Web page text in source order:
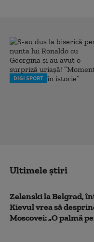
DIGI SPORT
Ultimele știri
Zelenski la Belgrad,
Kievul vrea să
Moscovei: „O palmă